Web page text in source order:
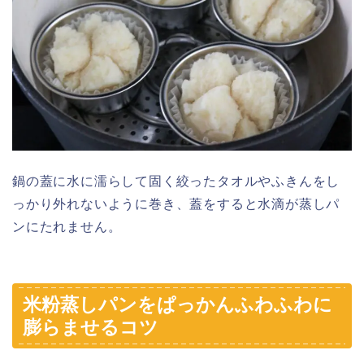
鍋の蓋に水に濡らして固く絞ったタオルやふきんをし
っかり外れないように巻き、蓋をすると水滴が蒸しパ
ンにたれません。
米粉蒸しパンをぱっかんふわふわに
膨らませるコツ